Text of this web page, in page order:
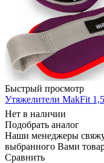
Быстрый просмотр
Утяжелители MakFit
Нет в наличии
Подобрать аналог
Наши менеджеры
выбранного Вами
Сравнить